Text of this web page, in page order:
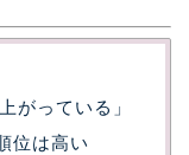
がっている」
位は高い